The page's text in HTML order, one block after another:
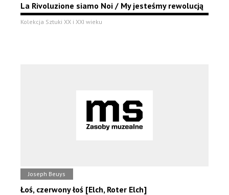
La Rivoluzione siamo Noi / My jesteśmy rewolucją
Kolekcja Sztuki XX i XXI wieku
Joseph Beuys
Łoś, czerwony łoś [Elch, Roter Elch]